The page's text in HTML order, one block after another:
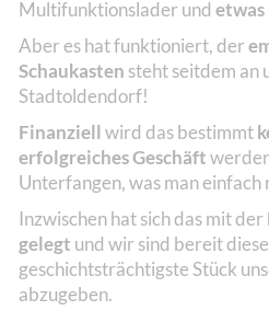
Multifunktionslader und
Aber es hat funktioniert, der
Schaukasten steht seitdem an
Stadtoldendorf!
Finanziellwird das bestimmt
erfolgreiches Geschäft
Unterfangen, was man einfach
Inzwischen hat sich das mit der
gelegt und wir sind bereit
geschichtsträchtigste Stück
abzugeben.